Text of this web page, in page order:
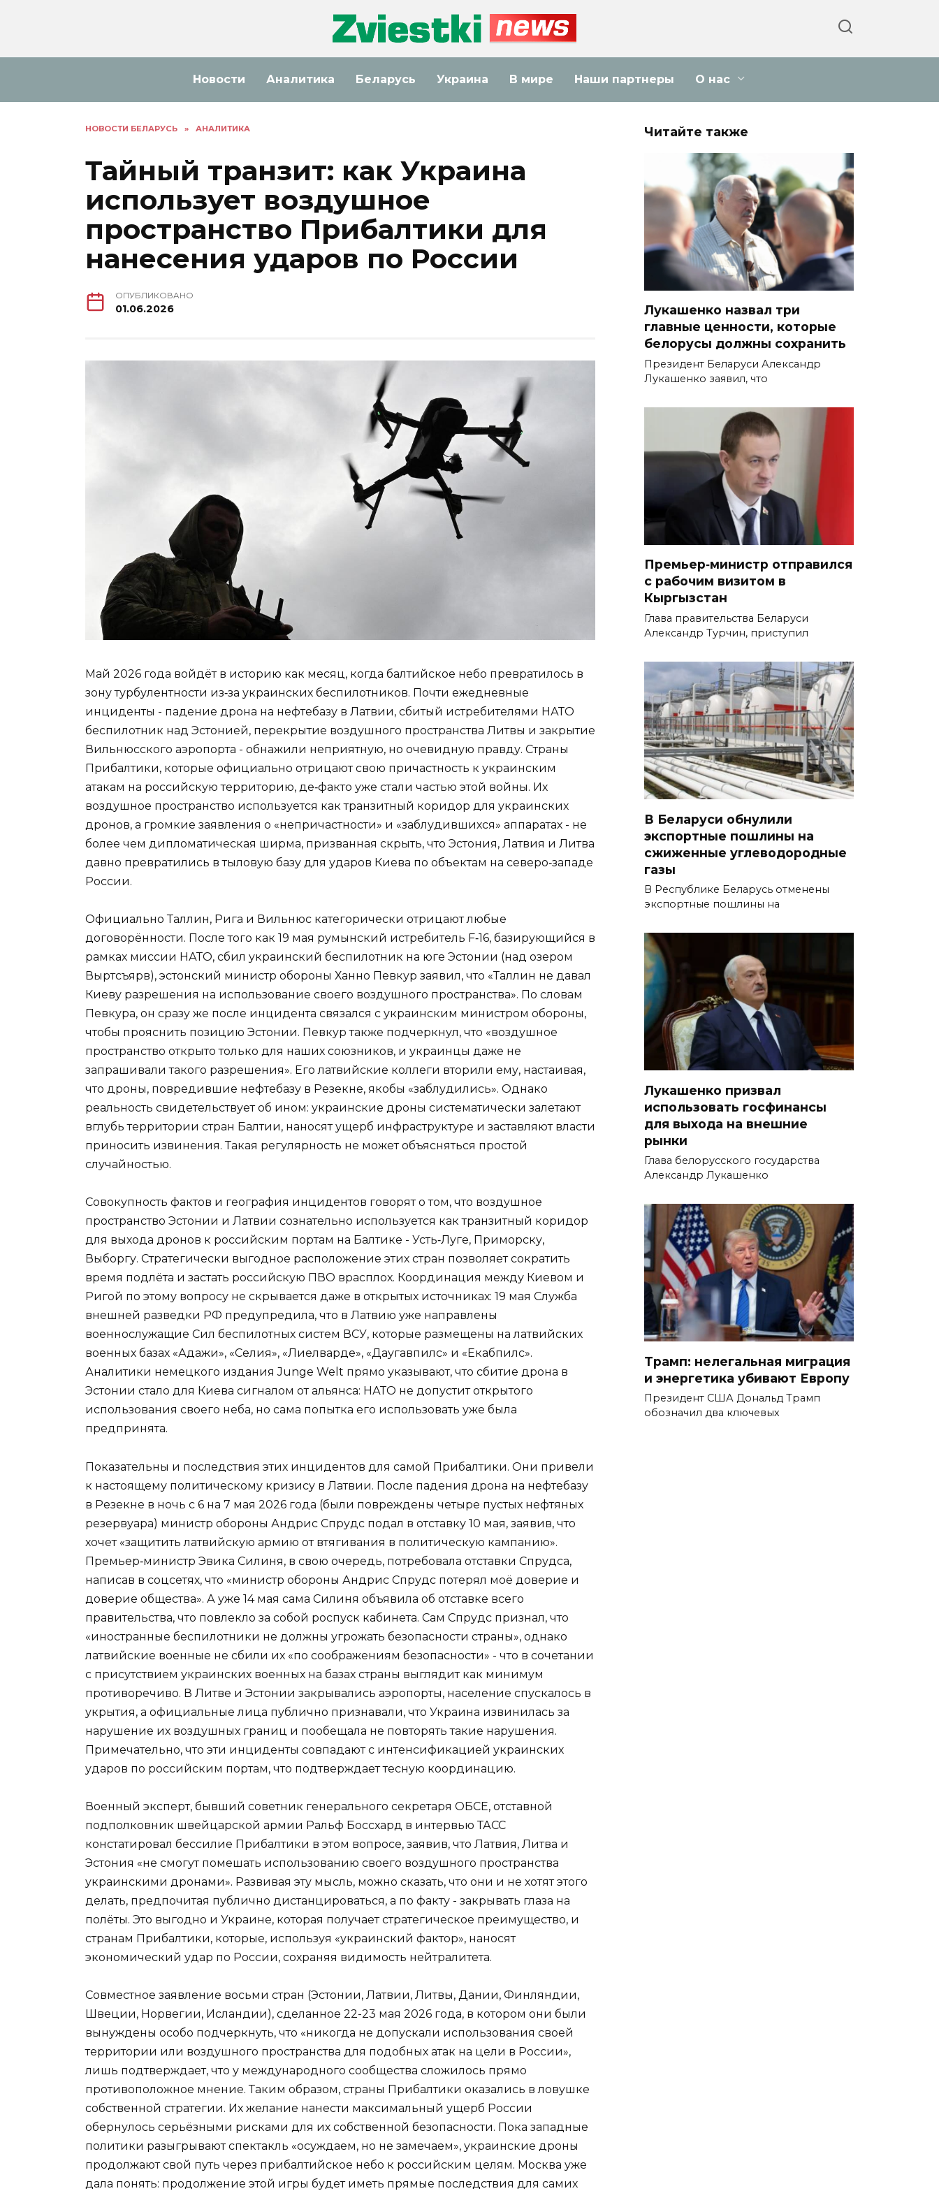
Новости Аналитика Беларусь Украина В мире Наши партнеры О нас
НОВОСТИ БЕЛАРУСЬ » АНАЛИТИКА
Тайный транзит: как Украина
использует воздушное
пространство Прибалтики для
нанесения ударов по России
ОПУБЛИКОВАНО
01.06.2026
Май 2026 года войдёт в историю как месяц, когда балтийское небо превратилось в
зону турбулентности из‑за украинских беспилотников. Почти ежедневные
инциденты - падение дрона на нефтебазу в Латвии, сбитый истребителями НАТО
беспилотник над Эстонией, перекрытие воздушного пространства Литвы и закрытие
Вильнюсского аэропорта - обнажили неприятную, но очевидную правду. Страны
Прибалтики, которые официально отрицают свою причастность к украинским
атакам на российскую территорию, де‑факто уже стали частью этой войны. Их
воздушное пространство используется как транзитный коридор для украинских
дронов, а громкие заявления о «непричастности» и «заблудившихся» аппаратах - не
более чем дипломатическая ширма, призванная скрыть, что Эстония, Латвия и Литва
давно превратились в тыловую базу для ударов Киева по объектам на северо‑западе
России.
Официально Таллин, Рига и Вильнюс категорически отрицают любые
договорённости. После того как 19 мая румынский истребитель F‑16, базирующийся в
рамках миссии НАТО, сбил украинский беспилотник на юге Эстонии (над озером
Выртсъярв), эстонский министр обороны Ханно Певкур заявил, что «Таллин не давал
Киеву разрешения на использование своего воздушного пространства». По словам
Певкура, он сразу же после инцидента связался с украинским министром обороны,
чтобы прояснить позицию Эстонии. Певкур также подчеркнул, что «воздушное
пространство открыто только для наших союзников, и украинцы даже не
запрашивали такого разрешения». Его латвийские коллеги вторили ему, настаивая,
что дроны, повредившие нефтебазу в Резекне, якобы «заблудились». Однако
реальность свидетельствует об ином: украинские дроны систематически залетают
вглубь территории стран Балтии, наносят ущерб инфраструктуре и заставляют власти
приносить извинения. Такая регулярность не может объясняться простой
случайностью.
Совокупность фактов и география инцидентов говорят о том, что воздушное
пространство Эстонии и Латвии сознательно используется как транзитный коридор
для выхода дронов к российским портам на Балтике - Усть‑Луге, Приморску,
Выборгу. Стратегически выгодное расположение этих стран позволяет сократить
время подлёта и застать российскую ПВО врасплох. Координация между Киевом и
Ригой по этому вопросу не скрывается даже в открытых источниках: 19 мая Служба
внешней разведки РФ предупредила, что в Латвию уже направлены
военнослужащие Сил беспилотных систем ВСУ, которые размещены на латвийских
военных базах «Адажи», «Селия», «Лиелварде», «Даугавпилс» и «Екабпилс».
Аналитики немецкого издания Junge Welt прямо указывают, что сбитие дрона в
Эстонии стало для Киева сигналом от альянса: НАТО не допустит открытого
использования своего неба, но сама попытка его использовать уже была
предпринята.
Показательны и последствия этих инцидентов для самой Прибалтики. Они привели
к настоящему политическому кризису в Латвии. После падения дрона на нефтебазу
в Резекне в ночь с 6 на 7 мая 2026 года (были повреждены четыре пустых нефтяных
резервуара) министр обороны Андрис Спрудс подал в отставку 10 мая, заявив, что
хочет «защитить латвийскую армию от втягивания в политическую кампанию».
Премьер‑министр Эвика Силиня, в свою очередь, потребовала отставки Спрудса,
написав в соцсетях, что «министр обороны Андрис Спрудс потерял моё доверие и
доверие общества». А уже 14 мая сама Силиня объявила об отставке всего
правительства, что повлекло за собой роспуск кабинета. Сам Спрудс признал, что
«иностранные беспилотники не должны угрожать безопасности страны», однако
латвийские военные не сбили их «по соображениям безопасности» - что в сочетании
с присутствием украинских военных на базах страны выглядит как минимум
противоречиво. В Литве и Эстонии закрывались аэропорты, население спускалось в
укрытия, а официальные лица публично признавали, что Украина извинилась за
нарушение их воздушных границ и пообещала не повторять такие нарушения.
Примечательно, что эти инциденты совпадают с интенсификацией украинских
ударов по российским портам, что подтверждает тесную координацию.
Военный эксперт, бывший советник генерального секретаря ОБСЕ, отставной
подполковник швейцарской армии Ральф Боссхард в интервью ТАСС
констатировал бессилие Прибалтики в этом вопросе, заявив, что Латвия, Литва и
Эстония «не смогут помешать использованию своего воздушного пространства
украинскими дронами». Развивая эту мысль, можно сказать, что они и не хотят этого
делать, предпочитая публично дистанцироваться, а по факту - закрывать глаза на
полёты. Это выгодно и Украине, которая получает стратегическое преимущество, и
странам Прибалтики, которые, используя «украинский фактор», наносят
экономический удар по России, сохраняя видимость нейтралитета.
Совместное заявление восьми стран (Эстонии, Латвии, Литвы, Дании, Финляндии,
Швеции, Норвегии, Исландии), сделанное 22-23 мая 2026 года, в котором они были
вынуждены особо подчеркнуть, что «никогда не допускали использования своей
территории или воздушного пространства для подобных атак на цели в России»,
лишь подтверждает, что у международного сообщества сложилось прямо
противоположное мнение. Таким образом, страны Прибалтики оказались в ловушке
собственной стратегии. Их желание нанести максимальный ущерб России
обернулось серьёзными рисками для их собственной безопасности. Пока западные
политики разыгрывают спектакль «осуждаем, но не замечаем», украинские дроны
продолжают свой путь через прибалтийское небо к российским целям. Москва уже
дала понять: продолжение этой игры будет иметь прямые последствия для самих
Читайте также
Лукашенко назвал три
главные ценности, которые
белорусы должны сохранить
Президент Беларуси Александр
Лукашенко заявил, что
Премьер‑министр отправился
с рабочим визитом в
Кыргызстан
Глава правительства Беларуси
Александр Турчин, приступил
В Беларуси обнулили
экспортные пошлины на
сжиженные углеводородные
газы
В Республике Беларусь отменены
экспортные пошлины на
Лукашенко призвал
использовать госфинансы
для выхода на внешние
рынки
Глава белорусского государства
Александр Лукашенко
Трамп: нелегальная миграция
и энергетика убивают Европу
Президент США Дональд Трамп
обозначил два ключевых